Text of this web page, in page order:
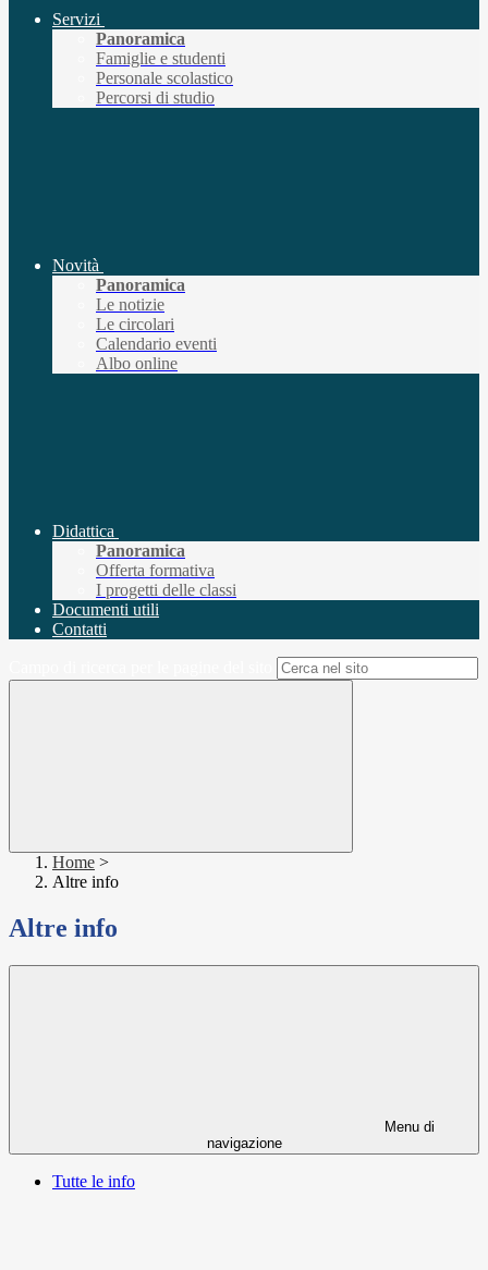
Servizi
Panoramica
Famiglie e studenti
Personale scolastico
Percorsi di studio
Novità
Panoramica
Le notizie
Le circolari
Calendario eventi
Albo online
Didattica
Panoramica
Offerta formativa
I progetti delle classi
Documenti utili
Contatti
Home >
Altre info
Altre info
Menu di
navigazione
Tutte le info